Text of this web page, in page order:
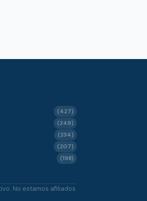
(427)
(249)
(234)
(207)
(198)
No estamos afiliados